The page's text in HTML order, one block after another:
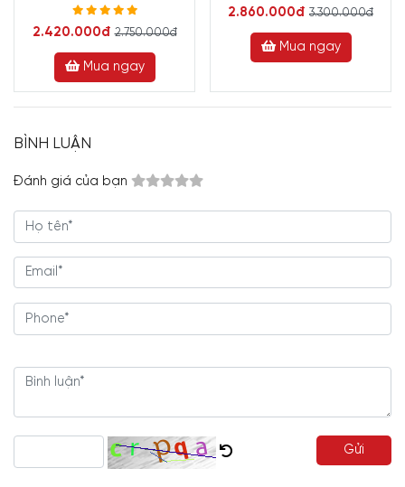
2.420.000đ 2.750.000đ
Mua ngay
2.860.000đ 3.300.000đ
Mua ngay
BÌNH LUẬN
Đánh giá của bạn
Gửi